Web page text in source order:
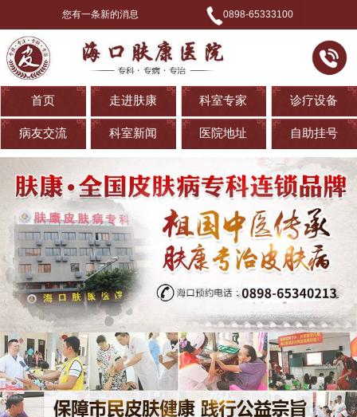
您有一条新的消息 0898-65333100
首页 走进肤康 科室专家 诊疗设备
病友交流 科室新闻 医院地址 自助挂号